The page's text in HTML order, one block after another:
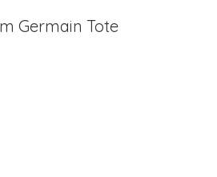
Germain Tote